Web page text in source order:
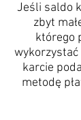
Jeśli saldo
zbyt
którego
wykorzystać
karcie
metodę